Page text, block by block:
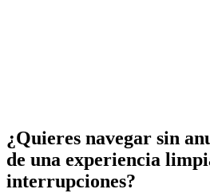
¿Quieres navegar sin
de una experiencia
interrupciones?